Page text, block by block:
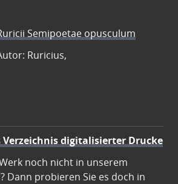
Semipoetae opusculum
Ruricius,
Verzeichnis digitalisierter Drucke
noch nicht in unserem
Dann probieren Sie es doch in